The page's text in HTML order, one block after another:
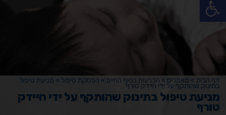
דף הבית » מאמרים » הכרעות בסוף החיים » הפסקת טיפול » מניעת טיפול
בתינוק שהותקף על ידי חיידק טורף
מניעת טיפול בתינוק שהותקף על ידי חיידק
טורף